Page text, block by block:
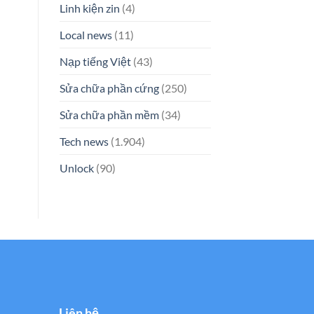
Linh kiện zin (4)
Local news(11)
Nạp tiếng Việt(43)
Sửa chữa phần cứng(250)
Sửa chữa phần mềm(34)
Tech news(1.904)
Unlock(90)